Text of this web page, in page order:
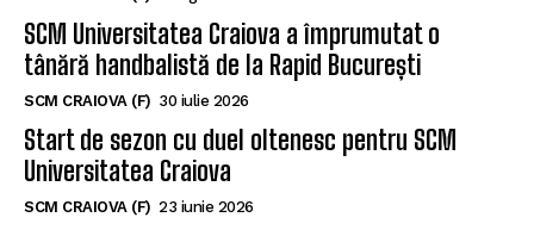
SCM Universitatea Craiova participă la
Memorialul „Mircea Pașek” de la Târgu Jiu
SCM Universitatea Craiova a împrumutat o
tânără handbalistă de la Rapid București